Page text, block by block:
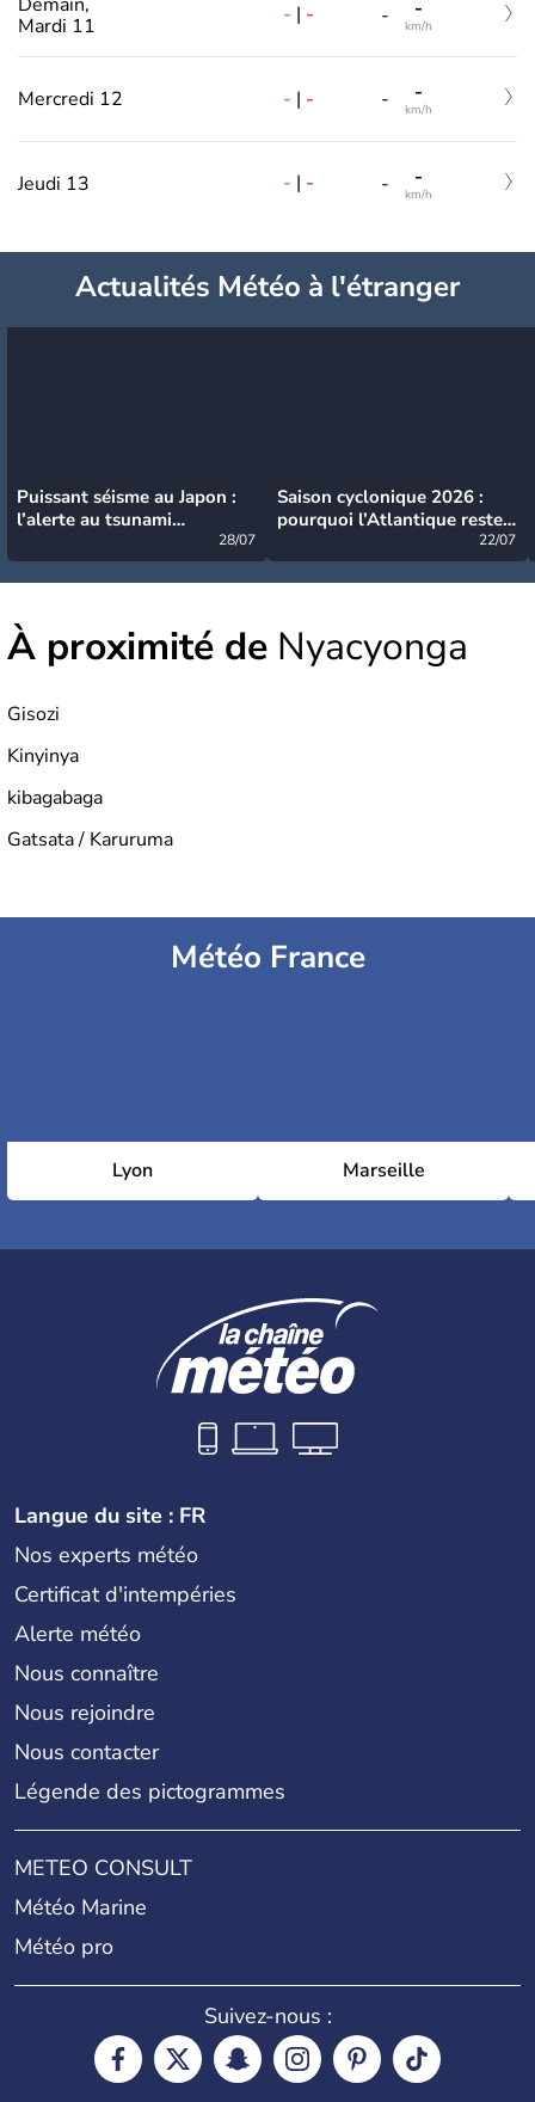
Mardi 11
- | - - -
km/h
Mercredi 12 - | - - -
km/h
Jeudi 13 - | - - -
km/h
Actualités Météo à l'étranger
Puissant séisme au Japon :
l’alerte au tsunami
28/07
Saison cyclonique 2026 :
pourquoi l’Atlantique reste
22/07
À proximité de Nyacyonga
Gisozi
Kinyinya
kibagabaga
Gatsata / Karuruma
Météo France
Lyon Marseille
Langue du site : FR
Nos experts météo
Certificat d'intempéries
Alerte météo
Nous connaître
Nous rejoindre
Nous contacter
Légende des pictogrammes
METEO CONSULT
Météo Marine
Météo pro
Suivez-nous :